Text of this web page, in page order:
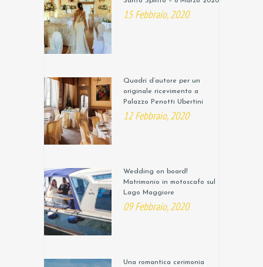
15 Febbraio, 2020
Quadri d’autore per un
originale ricevimento a
Palazzo Penotti Ubertini
12 Febbraio, 2020
Wedding on board!
Matrimonio in motoscafo sul
Lago Maggiore
09 Febbraio, 2020
Una romantica cerimonia